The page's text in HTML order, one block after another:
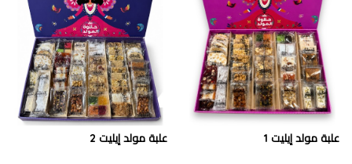
علبة مولد إيليت 1 علبة مولد إيليت 2